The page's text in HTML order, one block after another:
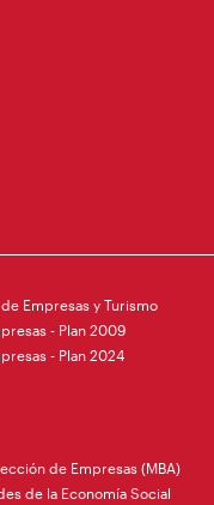
Empresas y Turismo
- Plan 2009
- Plan 2024
de Empresas (MBA)
de la Economía Social